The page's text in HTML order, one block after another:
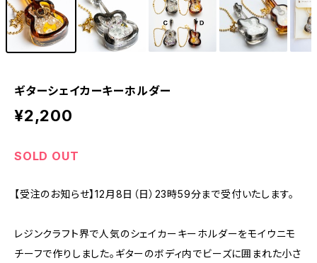
ギターシェイカーキーホルダー
¥2,200
SOLD OUT
【受注のお知らせ】12月8日（日）23時59分まで受付いたします。
レジンクラフト界で人気のシェイカーキーホルダーをモイウニモ
チーフで作りしました。ギターのボディ内でビーズに囲まれた小さ